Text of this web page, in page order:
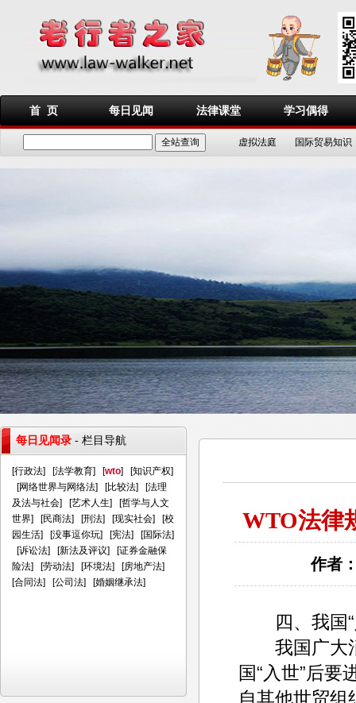
首 页 每日见闻 法律课堂 学习偶得
虚拟法庭 国际贸易知识
WTO法律
作者
四、我国“
我国广大消
国“入世”后要
自其他世贸组
每日见闻录 - 栏目导航
[行政法] [法学教育] [wto] [知识产权]
[网络世界与网络法] [比较法] [法理
及法与社会] [艺术人生] [哲学与人文
世界] [民商法] [刑法] [现实社会] [校
园生活] [没事逗你玩] [宪法] [国际法]
[诉讼法] [新法及评议] [证券金融保
险法] [劳动法] [环境法] [房地产法]
[合同法] [公司法] [婚姻继承法]